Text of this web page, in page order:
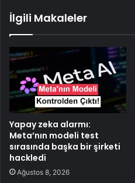
İlgili Makaleler
Yapay zeka alarmı:
Meta’nın modeli test
sırasında başka bir şirketi
hackledi
Ağustos 8, 2026